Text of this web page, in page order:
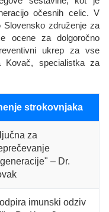
očesnih celic. V
Slovensko združenje za
ocene za dolgoročno
ukrep za vse
specialistka za
strokovnjaka
za
– Dr.
imunski odziv